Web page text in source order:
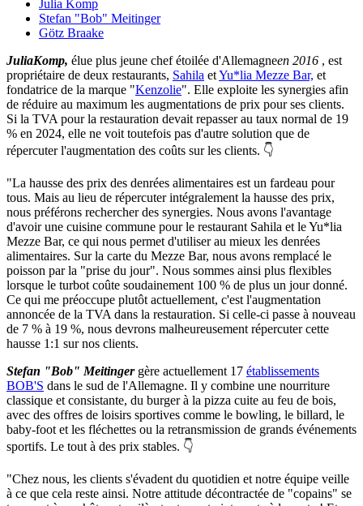
Julia Komp
Stefan "Bob" Meitinger
Götz Braake
JuliaKomp, élue plus jeune chef étoilée d'Allemagneen 2016 , est
propriétaire de deux restaurants, Sahila etYu*lia Mezze Bar, et
fondatrice de la marque "Kenzolie". Elle exploite les synergies afin
de réduire au maximum les augmentations de prix pour ses clients.
Si la TVA pour la restauration devait repasser au taux normal de 19
% en 2024, elle ne voit toutefois pas d'autre solution que de
répercuter l'augmentation des coûts sur les clients. 👇
"La hausse des prix des denrées alimentaires est un fardeau pour
tous. Mais au lieu de répercuter intégralement la hausse des prix,
nous préférons rechercher des synergies. Nous avons l'avantage
d'avoir une cuisine commune pour le restaurant Sahila et le Yu*lia
Mezze Bar, ce qui nous permet d'utiliser au mieux les denrées
alimentaires. Sur la carte du Mezze Bar, nous avons remplacé le
poisson par la "prise du jour". Nous sommes ainsi plus flexibles
lorsque le turbot coûte soudainement 100 % de plus un jour donné.
Ce qui me préoccupe plutôt actuellement, c'est l'augmentation
annoncée de la TVA dans la restauration. Si celle-ci passe à nouveau
de 7 % à 19 %, nous devrons malheureusement répercuter cette
hausse 1:1 sur nos clients.
Stefan "Bob" Meitinger gère actuellement 17 établissements
BOB'S dans le sud de l'Allemagne. Il y combine une nourriture
classique et consistante, du burger à la pizza cuite au feu de bois,
avec des offres de loisirs sportives comme le bowling, le billard, le
baby-foot et les fléchettes ou la retransmission de grands événements
sportifs. Le tout à des prix stables. 👇
"Chez nous, les clients s'évadent du quotidien et notre équipe veille
à ce que cela reste ainsi. Notre attitude décontractée de "copains" se